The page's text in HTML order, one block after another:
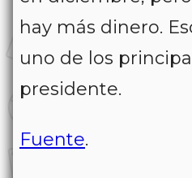
hay más dinero.
uno de los
presidente.
Fuente.